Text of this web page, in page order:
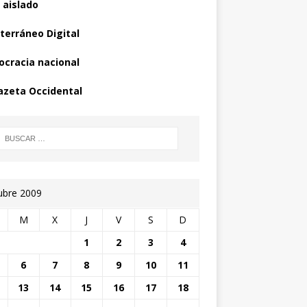
aislado
Digital
nacional
Occidental
2009
M X J V S
D
1
2 3
4
6
7 8 9 10
11
13
14 15 16 17
18